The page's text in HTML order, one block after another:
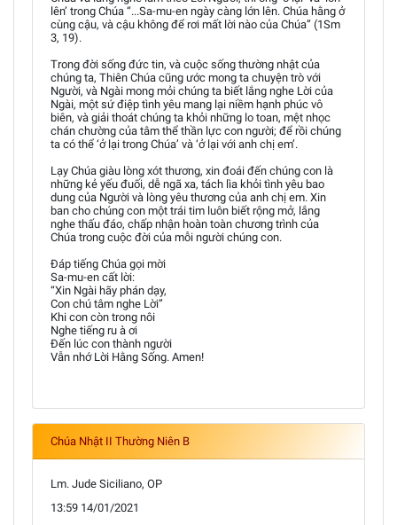
lên’ trong Chúa “...Sa-mu-en ngày càng lớn lên. Chúa hằng ở
cùng cậu, và cậu không để rơi mất lời nào của Chúa” (1Sm
3, 19).
Trong đời sống đức tin, và cuộc sống thường nhật của
chúng ta, Thiên Chúa cũng ước mong ta chuyện trò với
Người, và Ngài mong mỏi chúng ta biết lắng nghe Lời của
Ngài, một sứ điệp tình yêu mang lại niềm hạnh phúc vô
biên, và giải thoát chúng ta khỏi những lo toan, mệt nhọc
chán chường của tâm thể thần lực con người; để rồi chúng
ta có thể ‘ở lại trong Chúa’ và ‘ở lại với anh chị em’.
Lạy Chúa giàu lòng xót thương, xin đoái đến chúng con là
những kẻ yếu đuối, dễ ngã xa, tách lìa khỏi tình yêu bao
dung của Người và lòng yêu thương của anh chị em. Xin
ban cho chúng con một trái tim luôn biết rộng mở, lắng
nghe thấu đáo, chấp nhận hoàn toàn chương trình của
Chúa trong cuộc đời của mỗi người chúng con.
Đáp tiếng Chúa gọi mời
Sa-mu-en cất lời:
“Xin Ngài hãy phán dạy,
Con chú tâm nghe Lời”
Khi con còn trong nôi
Nghe tiếng ru à ơi
Đến lúc con thành người
Vẫn nhớ Lời Hằng Sống. Amen!
Chúa Nhật II Thường Niên B
Lm. Jude Siciliano, OP
13:59 14/01/2021